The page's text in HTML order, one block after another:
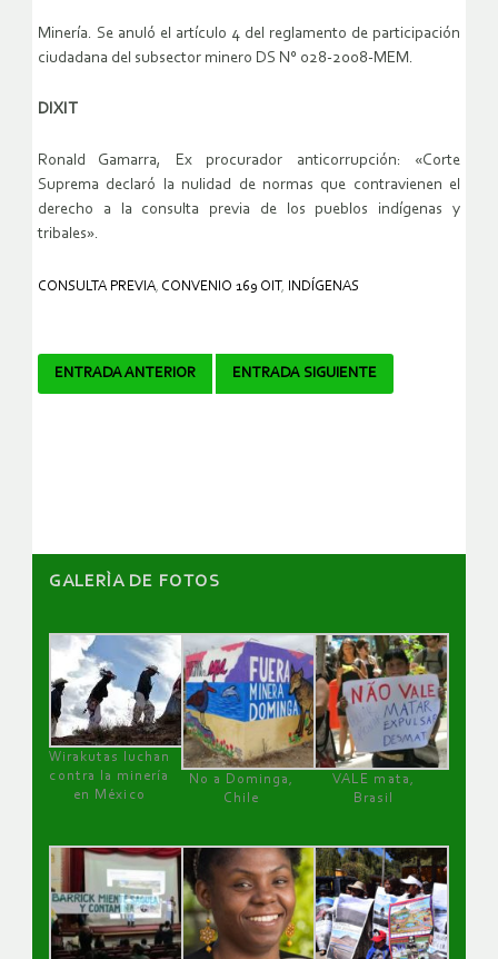
Minería. Se anuló el artículo 4 del reglamento de participación
ciudadana del subsector minero DS N° 028-2008-MEM.
DIXIT
Ronald Gamarra, Ex procurador anticorrupción: «Corte
Suprema declaró la nulidad de normas que contravienen el
derecho a la consulta previa de los pueblos indígenas y
tribales».
CONSULTA PREVIA, CONVENIO 169 OIT , INDÍGENAS
Navegador
ENTRADA ANTERIOR ENTRADA SIGUIENTE
GALERÌA DE FOTOS
Wirakutas luchan
contra la minería
en México
No a Dominga,
Chile
VALE mata,
Brasil